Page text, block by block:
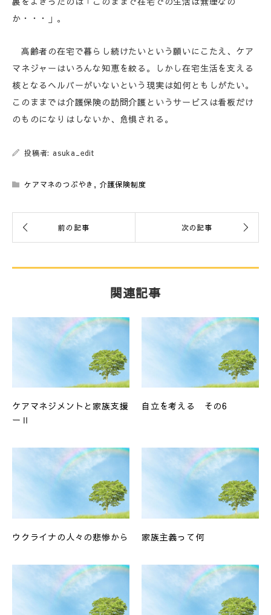
か・・・」。
高齢者の在宅で暮らし続けたいという願いにこたえ、ケア
マネジャーはいろんな知恵を絞る。しかし在宅生活を支える
核となるヘルパーがいないという現実は如何ともしがたい。
このままでは介護保険の訪問介護というサービスは看板だけ
のものになりはしないか、危惧される。
投稿者: asuka_edit
ケアマネのつぶやき , 介護保険制度
関連記事
ケアマネジメントと家族支援
ーⅡ
自立を考える その6
ウクライナの人々の悲惨から 家族主義って何